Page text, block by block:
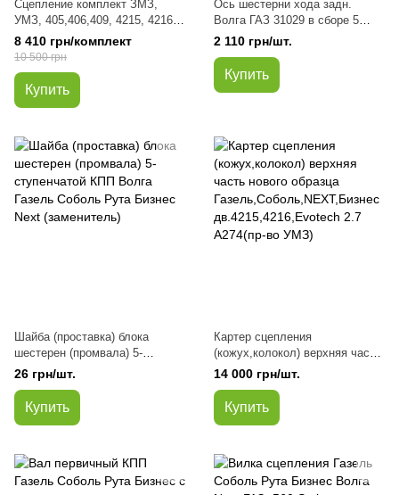
Сцепление комплект ЗМЗ,
УМЗ, 405,406,409, 4215, 4216
Sachs Волга, Газель, Соболь,
Патриот, 3302
8 410 грн/комплект
10 500 грн
Купить
Ось шестерни хода задн.
Волга ГАЗ 31029 в сборе 5
ступенчатая Волга Газель
Соболь Рута Бизнес Next с
шестерней (паразитка) (пр-во
ГАЗ)
2 110 грн/шт.
Купить
Шайба (проставка) блока
шестерен (промвала) 5-
ступенчатой КПП Волга Газель
Соболь Рута Бизнес Next
(заменитель)
26 грн/шт.
Купить
Картер сцепления
(кожух,колокол) верхняя часть
нового образца
Газель,Соболь,NEXT,Бизнес
дв.4215,4216,Evotech 2.7
A274(пр-во УМЗ)
14 000 грн/шт.
Купить